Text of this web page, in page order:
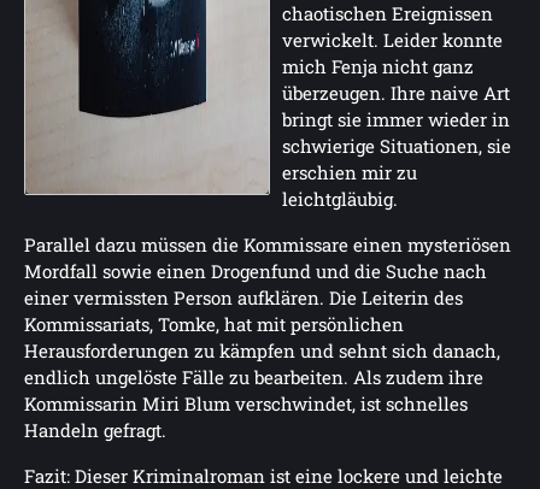
chaotischen Ereignissen
verwickelt. Leider konnte
mich Fenja nicht ganz
überzeugen. Ihre naive Art
bringt sie immer wieder in
schwierige Situationen, sie
erschien mir zu
leichtgläubig.
Parallel dazu müssen die Kommissare einen mysteriösen
Mordfall sowie einen Drogenfund und die Suche nach
einer vermissten Person aufklären. Die Leiterin des
Kommissariats, Tomke, hat mit persönlichen
Herausforderungen zu kämpfen und sehnt sich danach,
endlich ungelöste Fälle zu bearbeiten. Als zudem ihre
Kommissarin Miri Blum verschwindet, ist schnelles
Handeln gefragt.
Fazit: Dieser Kriminalroman ist eine lockere und leichte